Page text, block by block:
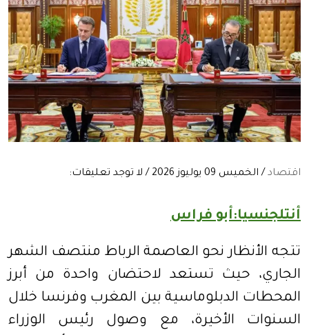
اقتصاد / الخميس 09 يوليوز 2026 / لا توجد تعليقات:
أنتلجنسيا:أبو فراس
تتجه الأنظار نحو العاصمة الرباط منتصف الشهر
الجاري، حيث تستعد لاحتضان واحدة من أبرز
المحطات الدبلوماسية بين المغرب وفرنسا خلال
السنوات الأخيرة، مع وصول رئيس الوزراء